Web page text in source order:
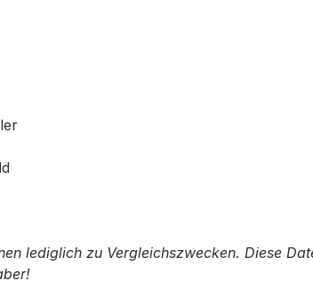
lediglich zu Vergleichszwecken. Diese